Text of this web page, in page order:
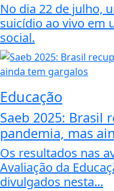
No dia 22 de julho,
suicídio ao vivo em
social.
Educação
Saeb 2025: Brasil
pandemia, mas
Os resultados nas
Avaliação da
divulgados nesta...